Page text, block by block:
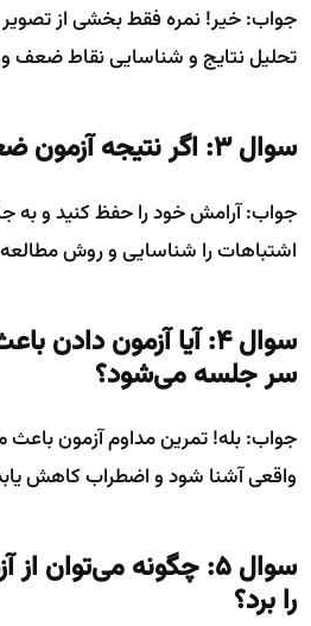
جواب: خیر! نمره فقط بخشی از
تحلیل نتایج و شناسایی نقاط
سوال ۳: اگر نتیجه آزمون ضعیف بود، چه کنیم؟
جواب: آرامش خود را حفظ کنید و به
اشتباهات را شناسایی و روش مطالعه
سوال ۴: آیا آزمون
سر جلسه می‌شود؟
جواب: بله! تمرین مداوم آزمون
واقعی آشنا شود و اضطراب کاهش
سوال ۵: چگونه می‌توان
را برد؟